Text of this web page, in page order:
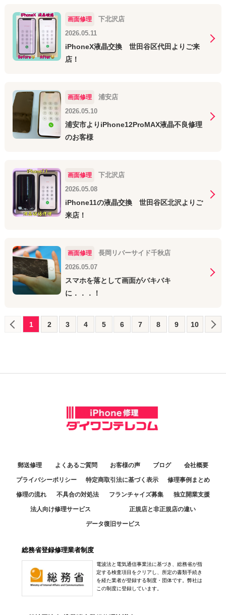
画面修理
下北沢店
2026.05.11
iPhoneX液晶交換 世田谷区代田よりご来
店！
画面修理
浦安店
2026.05.10
浦安市よりiPhone12ProMAX液晶不良修理
のお客様
画面修理
下北沢店
2026.05.08
iPhone11の液晶交換 世田谷区北沢よりご
来店！
画面修理
長岡リバーサイド千秋店
2026.05.07
スマホを落として画面がバキバキ
に．．．！
1 2 3 4 5 6 7 8 9 10
郵送修理 よくあるご質問 お客様の声 ブログ 会社概要
プライバシーポリシー 特定商取引法に基づく表示 修理事例まとめ
修理の流れ 不具合の対処法 フランチャイズ募集 独立開業支援
法人向け修理サービス 正規店と非正規店の違い
データ復旧サービス
総務省登録修理業者制度
電波法と電気通信事業法に基づき、総務省が指
定する検査項目をクリアし、所定の書類手続き
を経た業者が登録する制度・団体です。弊社は
この制度に登録しています。